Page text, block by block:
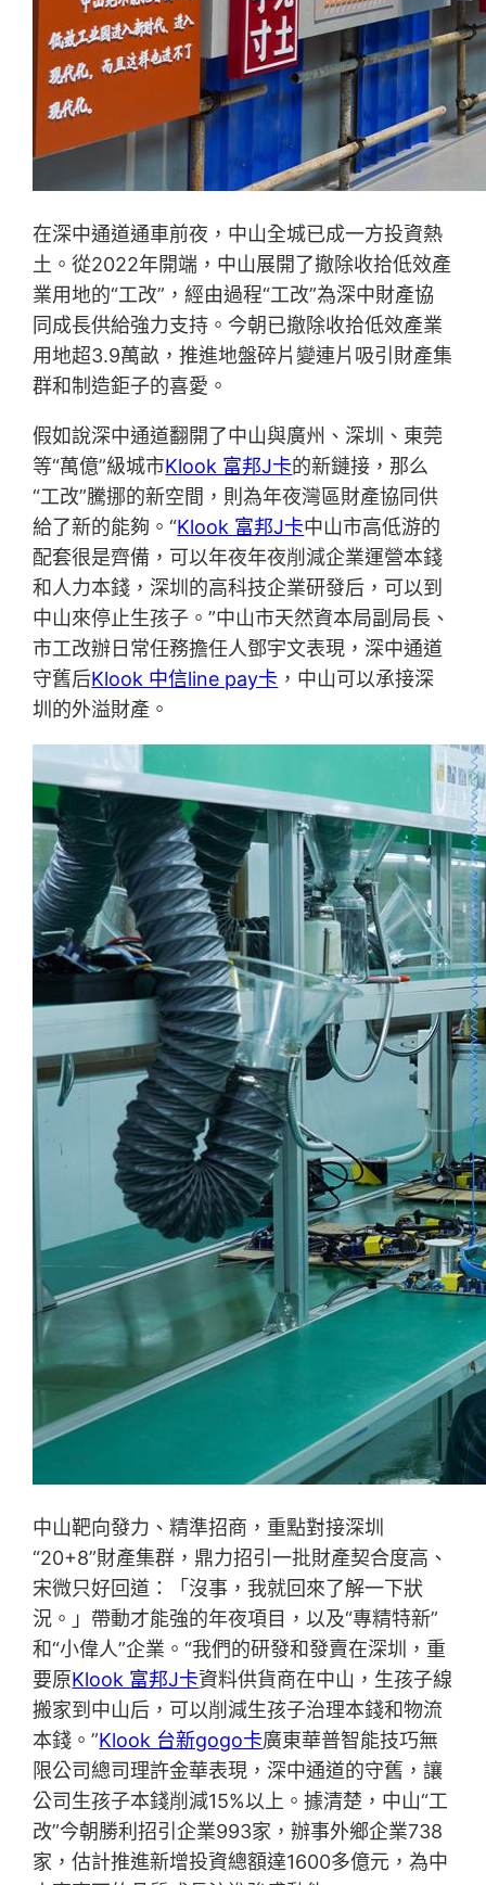
在深中通道通車前夜，中山全城已成一方投資熱
土。從2022年開端，中山展開了撤除收拾低效產
業用地的“工改”，經由過程“工改”為深中財產協
同成長供給強力支持。今朝已撤除收拾低效產業
用地超3.9萬畝，推進地盤碎片變連片吸引財產集
群和制造鉅子的喜愛。
假如說深中通道翻開了中山與廣州、深圳、東莞
等“萬億”級城市Klook 富邦J卡的新鏈接，那么
“工改”騰挪的新空間，則為年夜灣區財產協同供
給了新的能夠。“Klook 富邦J卡中山市高低游的
配套很是齊備，可以年夜年夜削減企業運營本錢
和人力本錢，深圳的高科技企業研發后，可以到
中山來停止生孩子。”中山市天然資本局副局長、
市工改辦日常任務擔任人鄧宇文表現，深中通道
守舊后Klook 中信line pay卡 ，中山可以承接深
圳的外溢財產。
中山靶向發力、精準招商，重點對接深圳
“20+8”財產集群，鼎力招引一批財產契合度高、
宋微只好回道：「沒事，我就回來了解一下狀
況。」帶動才能強的年夜項目，以及“專精特新”
和“小偉人”企業。“我們的研發和發賣在深圳，重
要原Klook 富邦J卡資料供貨商在中山，生孩子線
搬家到中山后，可以削減生孩子治理本錢和物流
本錢。”Klook 台新gogo卡廣東華普智能技巧無
限公司總司理許金華表現，深中通道的守舊，讓
公司生孩子本錢削減15%以上。據清楚，中山“工
改”今朝勝利招引企業993家，辦事外鄉企業738
家，估計推進新增投資總額達1600多億元，為中